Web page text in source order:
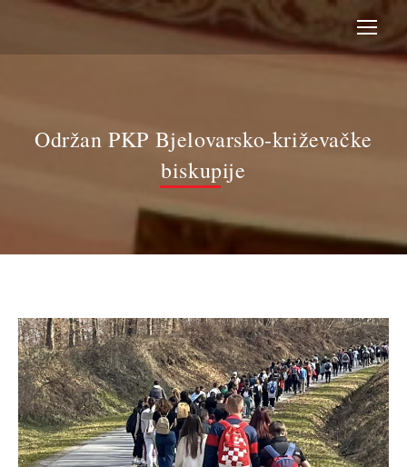
Održan PKP Bjelovarsko-križevačke
biskupije